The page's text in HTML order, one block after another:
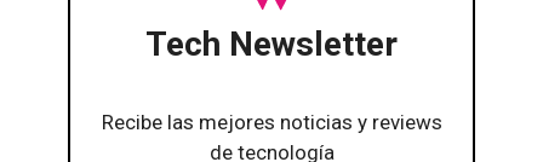
Tech Newsletter
Recibe las mejores noticias y reviews
de tecnología